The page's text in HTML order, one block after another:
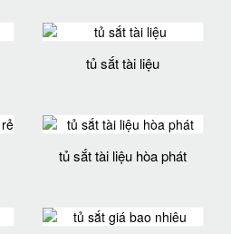
tủ sắt tài liệu
tủ sắt tài liệu hòa phát